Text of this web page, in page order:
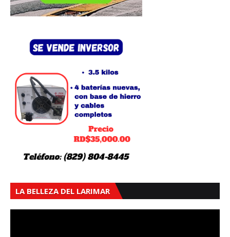
LA BELLEZA DEL LARIMAR